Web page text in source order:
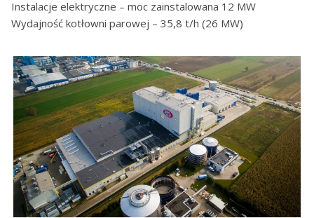
Instalacje elektryczne – moc zainstalowana 12 MW
Wydajność kotłowni parowej – 35,8 t/h (26 MW)